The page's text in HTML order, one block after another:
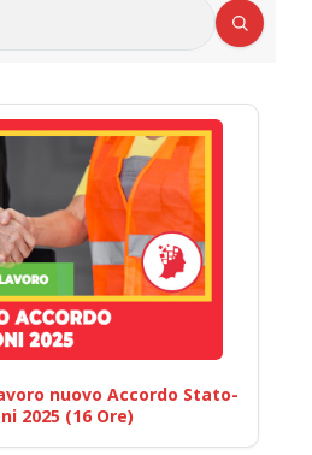
nuovo Accordo Stato-
2025 (16 Ore)